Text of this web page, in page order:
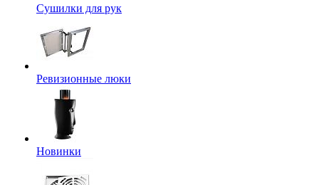
Сушилки для рук
Ревизионные люки
Новинки